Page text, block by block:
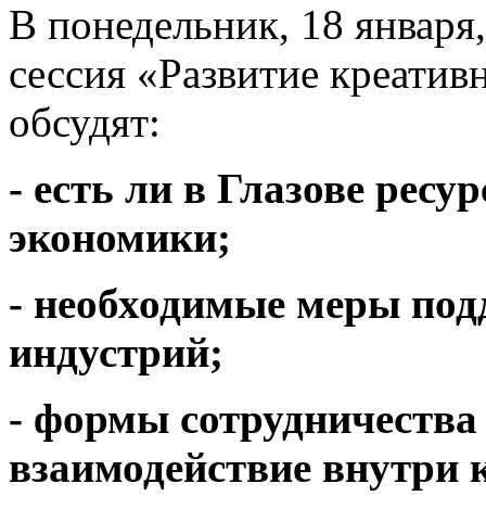
В понедельник, 18
сессия «Развитие
обсудят:
- есть ли в Глазове
экономики;
- необходимые меры
индустрий;
- формы
взаимодействие внутри